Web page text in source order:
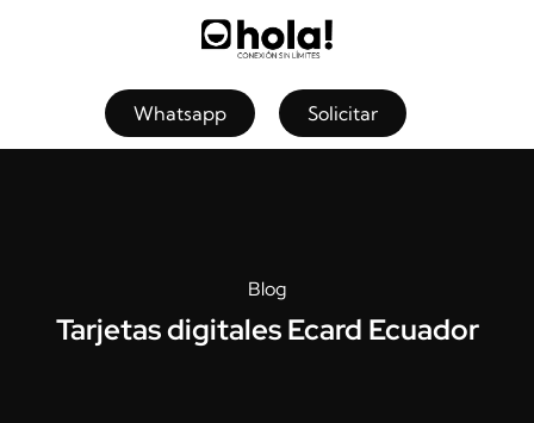
Whatsapp Solicitar
Blog
Tarjetas digitales Ecard Ecuador